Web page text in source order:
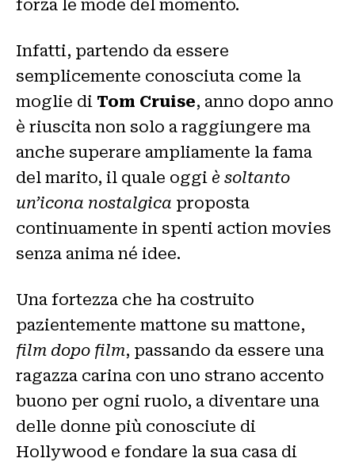
forza le mode del momento.
Infatti, partendo da essere
semplicemente conosciuta come la
moglie di Tom Cruise, anno dopo anno
è riuscita non solo a raggiungere ma
anche superare ampliamente la fama
del marito, il quale oggi è soltanto
un’icona nostalgica proposta
continuamente in spenti action movies
senza anima né idee.
Una fortezza che ha costruito
pazientemente mattone su mattone,
film dopo film, passando da essere una
ragazza carina con uno strano accento
buono per ogni ruolo, a diventare una
delle donne più conosciute di
Hollywood e fondare la sua casa di